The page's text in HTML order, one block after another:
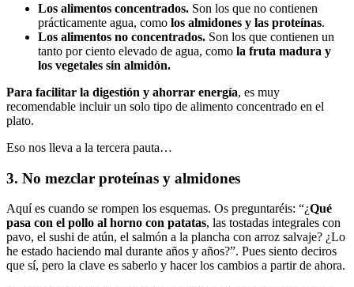
Los alimentos concentrados. Son los que no contienen
prácticamente agua, como los almidones y las proteínas.
Los alimentos no concentrados. Son los que contienen un
tanto por ciento elevado de agua, como la fruta madura y
los vegetales sin almidón.
Para facilitar la digestión y ahorrar energía, es muy
recomendable incluir un solo tipo de alimento concentrado en el
plato.
Eso nos lleva a la tercera pauta…
3. No mezclar proteínas y almidones
Aquí es cuando se rompen los esquemas. Os preguntaréis: “¿Qué
pasa con el pollo al horno con patatas, las tostadas integrales con
pavo, el sushi de atún, el salmón a la plancha con arroz salvaje? ¿Lo
he estado haciendo mal durante años y años?”. Pues siento deciros
que sí, pero la clave es saberlo y hacer los cambios a partir de ahora.